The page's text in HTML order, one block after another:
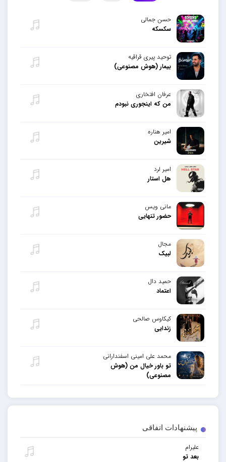
پیشنهادات اتفاقی
علیرام
بعد تو
حسن جمالی
سکسکه
توحید پیری قراقیه
بیمار (هوش مصنوعی)
عرفان افتخاری
من که اینجوری نبودم
امیر هناره
شیرین
امیر لرد
هل استار
مانی ویس
حضور تنهایی
مجال
لبیک
حمید دال
اعتماد
کیکاوس صالحی
زندایی
محمد علی امینی اسفندارانی
تو باور خیال من (هوش
مصنوعی)